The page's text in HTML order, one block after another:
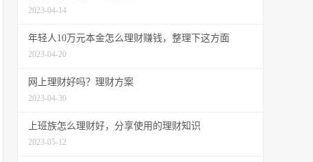
2023-04-14
年轻人10万元本金怎么理财赚钱，整理下这方面
2023-04-20
网上理财好吗？理财方案
2023-04-30
上班族怎么理财好，分享使用的理财知识
2023-05-12